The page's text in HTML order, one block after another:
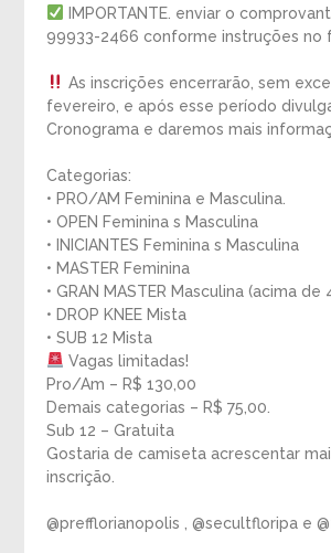
IMPORTANTE. enviar o
99933-2466 conforme instruções no
As inscrições encerrarão, sem
fevereiro, e após esse período
Cronograma e daremos mais
Categorias:
• PRO/AM Feminina e Masculina.
• OPEN Feminina s Masculina
• INICIANTES Feminina s Masculina
• MASTER Feminina
• GRAN MASTER Masculina (acima de
• DROP KNEE Mista
• SUB 12 Mista
Vagas limitadas!
Pro/Am – R$ 130,00
Demais categorias – R$ 75,00.
Sub 12 – Gratuita
Gostaria de camiseta acrescentar
inscrição.
@prefflorianopolis , @secultfloripa e